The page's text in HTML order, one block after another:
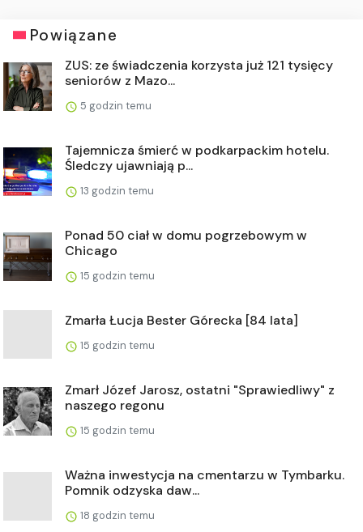
Powiązane
ZUS: ze świadczenia korzysta już 121 tysięcy
seniorów z Mazo...
5 godzin temu
Tajemnicza śmierć w podkarpackim hotelu.
Śledczy ujawniają p...
13 godzin temu
Ponad 50 ciał w domu pogrzebowym w
Chicago
15 godzin temu
Zmarła Łucja Bester Górecka [84 lata]
15 godzin temu
Zmarł Józef Jarosz, ostatni "Sprawiedliwy" z
naszego regonu
15 godzin temu
Ważna inwestycja na cmentarzu w Tymbarku.
Pomnik odzyska daw...
18 godzin temu